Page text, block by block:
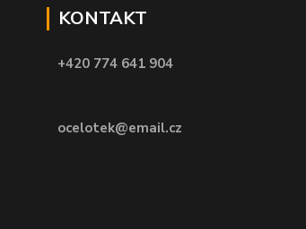
KONTAKT
+420 774 641 904
ocelotek@email.cz